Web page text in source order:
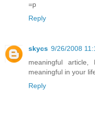
=p
Reply
skycs 9/26/2008
meaningful
meaningful in your
Reply